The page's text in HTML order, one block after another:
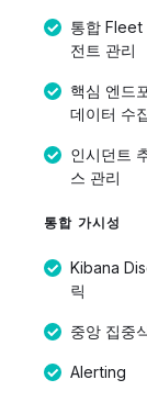
통합 Fleet
전트 관리
핵심 엔드
데이터 수
인시던트
스 관리
통합 가시성
Kibana
릭
중앙 집중
Alerting